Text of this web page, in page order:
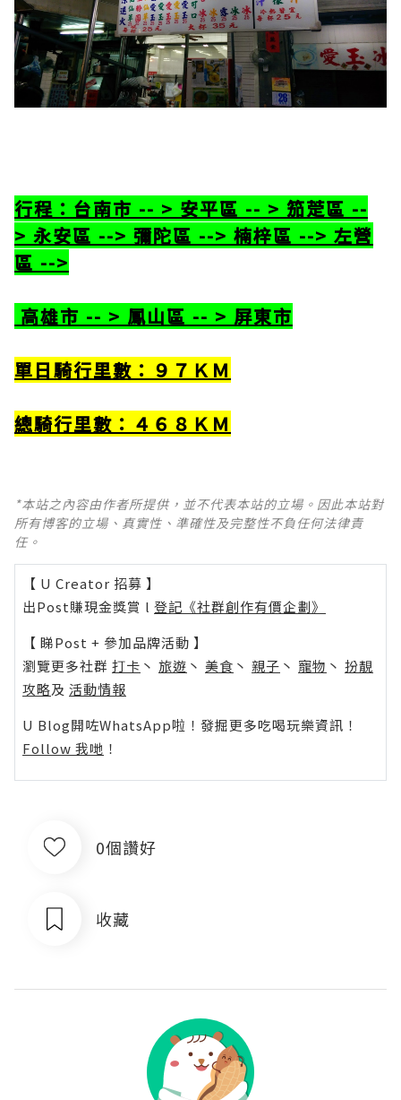
行程：台南市 -- > 安平區 -- > 笳萣區 --
> 永安區 --> 彌陀區 --> 楠梓區 --> 左營
區 -->
高雄市 -- > 鳳山區 -- > 屏東市
單日騎行里數：９７ＫＭ
總騎行里數：４６８ＫＭ
*本站之內容由作者所提供，並不代表本站的立場。因此本站對
所有博客的立場、真實性、準確性及完整性不負任何法律責
任。
【 U Creator 招募 】
出Post賺現金獎賞 l 登記《社群創作有價企劃》
【 睇Post + 參加品牌活動 】
瀏覽更多社群 打卡 丶 旅遊 丶 美食 丶 親子 丶 寵物 丶 扮靚
攻略及 活動情報
U Blog開咗WhatsApp啦！發掘更多吃喝玩樂資訊！
Follow 我哋 ！
0個讚好
收藏